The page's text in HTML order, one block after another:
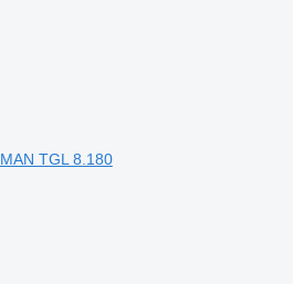
TGL 8.180